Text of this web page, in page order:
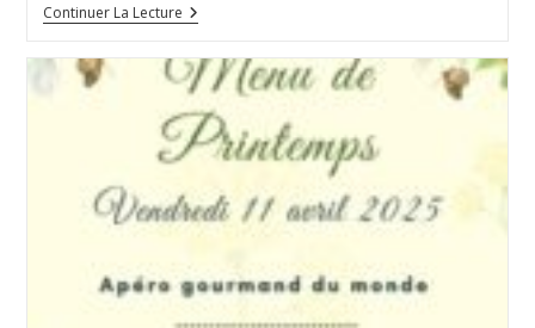
Continuer La LectureRetour
Sur
Repas
De
Printemps